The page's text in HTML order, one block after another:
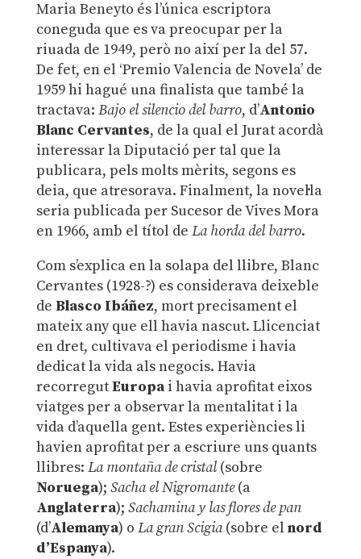
Maria Beneyto és l’única escriptora
coneguda que es va preocupar per la
riuada de 1949, però no així per la del 57.
De fet, en el ‘Premio Valencia de Novela’ de
1959 hi hagué una finalista que també la
tractava: Bajo el silencio del barro, d’Antonio
Blanc Cervantes, de la qual el Jurat acordà
interessar la Diputació per tal que la
publicara, pels molts mèrits, segons es
deia, que atresorava. Finalment, la novel·la
seria publicada per Sucesor de Vives Mora
en 1966, amb el títol de La horda del barro.
Com s’explica en la solapa del llibre, Blanc
Cervantes (1928-?) es considerava deixeble
de Blasco Ibáñez, mort precisament el
mateix any que ell havia nascut. Llicenciat
en dret, cultivava el periodisme i havia
dedicat la vida als negocis. Havia
recorregutEuropai havia aprofitat eixos
viatges per a observar la mentalitat i la
vida d’aquella gent. Estes experiències li
havien aprofitat per a escriure uns quants
llibres: La montaña de cristal(sobre
Noruega); Sacha el Nigromante(a
Anglaterra); Sachamina y las flores de pan
(d’Alemanya) o La gran Scigia(sobre el nord
d’Espanya).